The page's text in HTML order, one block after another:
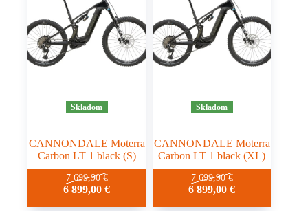
Skladom
CANNONDALE Moterra
Carbon LT 1 black (S)
7 699,90€
6 899,00€
Skladom
CANNONDALE Moterra
Carbon LT 1 black (XL)
7 699,90€
6 899,00€